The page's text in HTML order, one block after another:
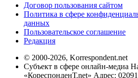
Договор пользования сайтом
Политика в сфере
данных
Пользовательское соглашение
Редакция
© 2000-2026, Korrespondent.net
Субъект в сфере онлайн-медиа
«КореспонденТ.net» Адрес: